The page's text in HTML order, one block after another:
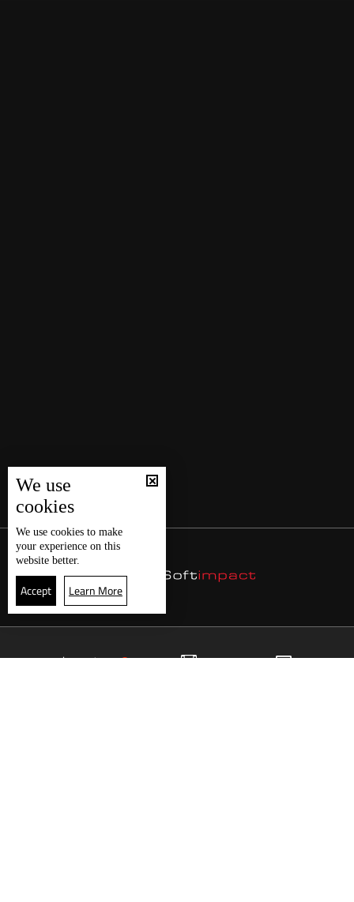
21
We use
cookies
We use cookies to make
your experience on this
website better.
Accept Learn More
موقع البرامج الجدول البث المباشر